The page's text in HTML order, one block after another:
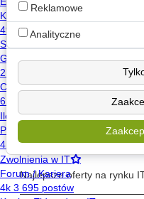
Użytkownik nie
Znajdź posty użytkownika
Szukaj pracy
Najlepsze oferty na rynku
Reklamowe
Analityczne